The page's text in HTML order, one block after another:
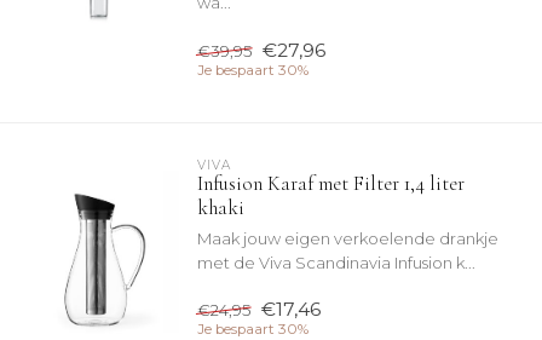
€39,95 €27,96
Je bespaart 30%
VIVA
Infusion Karaf met Filter 1,4 liter
khaki
Maak jouw eigen verkoelende drankje
met de Viva Scandinavia Infusion k...
€24,95 €17,46
Je bespaart 30%